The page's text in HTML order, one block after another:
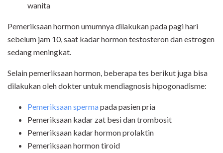
wanita
Pemeriksaan hormon umumnya dilakukan pada pagi hari
sebelum jam 10, saat kadar hormon testosteron dan estrogen
sedang meningkat.
Selain pemeriksaan hormon, beberapa tes berikut juga bisa
dilakukan oleh dokter untuk mendiagnosis hipogonadisme:
Pemeriksaan spermapada pasien pria
Pemeriksaan kadar zat besi dan trombosit
Pemeriksaan kadar hormon prolaktin
Pemeriksaan hormon tiroid